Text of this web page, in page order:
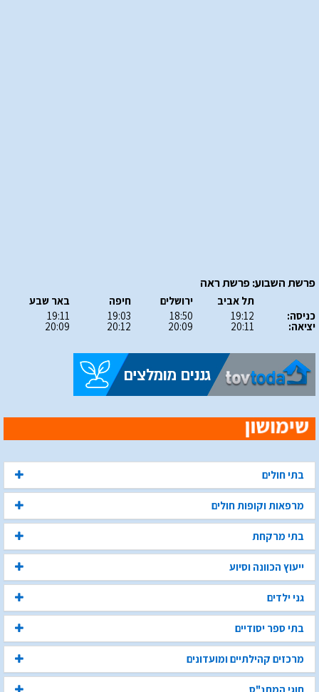
פרשת השבוע: פרשת ראה
כניסה:
יציאה:
תל אביב
19:12
20:11
ירושלים
18:50
20:09
חיפה
19:03
20:12
באר שבע
19:11
20:09
בתי חולים
מרפאות וקופות חולים
בתי מרקחת
ייעוץ הכוונה וסיוע
גני ילדים
בתי ספר יסודיים
מרכזים קהילתיים ומועדונים